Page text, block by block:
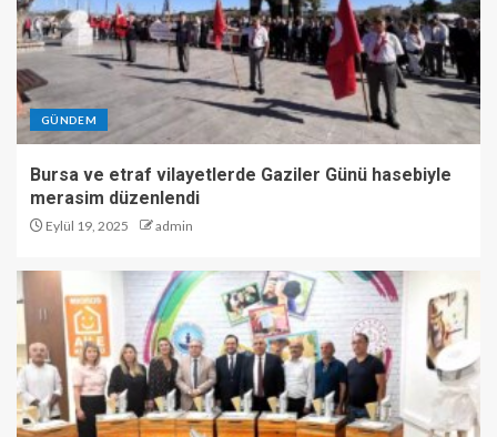
GÜNDEM
Bursa ve etraf vilayetlerde Gaziler Günü hasebiyle
merasim düzenlendi
Eylül 19, 2025 admin